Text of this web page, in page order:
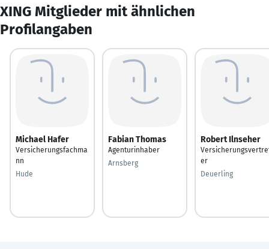
XING Mitglieder mit ähnlichen
Profilangaben
Michael Hafer
Versicherungsfachma
nn
Hude
Fabian Thomas
Agenturinhaber
Arnsberg
Robert Ilnseher
er
Deuerling